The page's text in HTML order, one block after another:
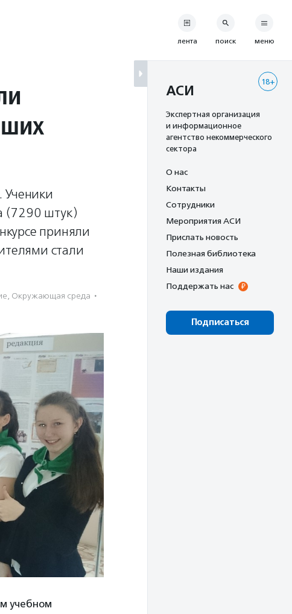
Ученики
(7290 штук)
приняли
стали
, Окружающая среда ·
учебном
лента поиск меню
18+
АСИ
Экспертная организация
и информационное
агентство некоммерческого
сектора
О нас
Контакты
Сотрудники
Мероприятия АСИ
Прислать новость
Полезная библиотека
Наши издания
Поддержать нас
Подписаться